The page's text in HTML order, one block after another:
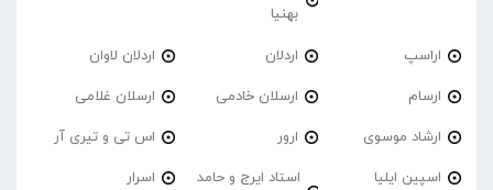
بهنیا
اراسپ اردلان اردلان لاوان
ارسام ارسلان خادمی ارسلان غلامی
ارشاد موسوی ارور اس تی و تیری آر
اسپین ایلیا
استاد ایرج و حامد
اسرار